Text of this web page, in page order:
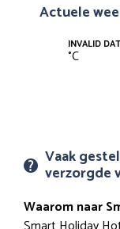
Actuele
INVALID
°C
Vaak
verzorgde
Waarom naar